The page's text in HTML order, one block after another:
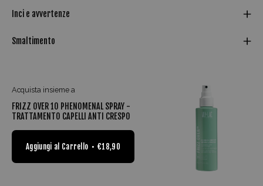
Inci e avvertenze
Smaltimento
Acquista insieme a
FRIZZ OVER 10 PHENOMENAL SPRAY -
TRATTAMENTO CAPELLI ANTI CRESPO
Aggiungi al Carrello €18,90